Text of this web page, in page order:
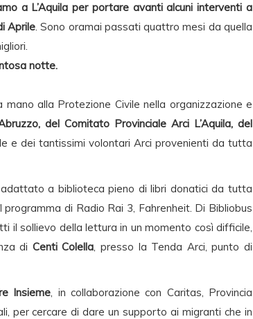
a L’Aquila per portare avanti alcuni interventi a
Aprile. Sono oramai passati quattro mesi da quella
notte.
alla Protezione Civile nella organizzazione e
del Comitato Provinciale Arci L’Aquila, del
e dei tantissimi volontari Arci provenienti da tutta
a biblioteca pieno di libri donatici da tutta
di Radio Rai 3, Fahrenheit. Di Bibliobus
il sollievo della lettura in un momento così difficile,
di Centi Colella, presso la Tenda Arci, punto di
Insieme, in collaborazione con Caritas, Provincia
per cercare di dare un supporto ai migranti che in